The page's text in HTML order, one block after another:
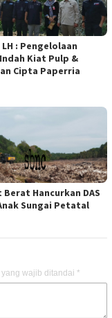
: Pengelolaan
Kiat Pulp &
Cipta Paperria
Berat Hancurkan DAS
Sungai Petatal
yang wajib ditandai *